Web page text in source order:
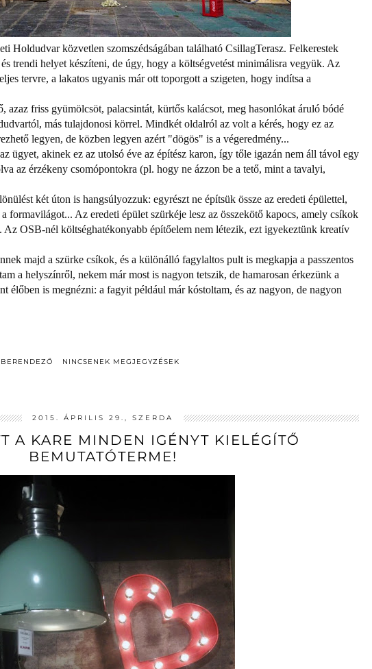
Holdudvar közvetlen szomszédságában található CsillagTerasz. Felkerestek
trendi helyet készíteni, de úgy, hogy a költségvetést minimálisra vegyük. Az
tervre, a lakatos ugyanis már ott toporgott a szigeten, hogy indítsa a
azaz friss gyümölcsöt, palacsintát, kürtős kalácsot, meg hasonlókat áruló bódé
más tulajdonosi körrel. Mindkét oldalról az volt a kérés, hogy ez az
legyen, de közben legyen azért "dögös" is a végeredmény...
ügyet, akinek ez az utolsó éve az építész karon, így tőle igazán nem áll távol egy
az érzékeny csomópontokra (pl. hogy ne ázzon be a tető, mint a tavalyi,
két úton is hangsúlyozzuk: egyrészt ne építsük össze az eredeti épülettel,
formavilágot... Az eredeti épület szürkéje lesz az összekötő kapocs, amely csíkok
Az OSB-nél költséghatékonyabb építőelem nem létezik, ezt igyekeztünk kreatív
majd a szürke csíkok, és a különálló fagylaltos pult is megkapja a passzentos
a helyszínről, nekem már most is nagyon tetszik, de hamarosan érkezünk a
élőben is megnézni: a fagyit például már kóstoltam, és az nagyon, de nagyon
NINCSENEK MEGJEGYZÉSEK
2015. ÁPRILIS 29., SZERDA
A KARE MINDEN IGÉNYT KIELÉGÍTŐ
BEMUTATÓTERME!